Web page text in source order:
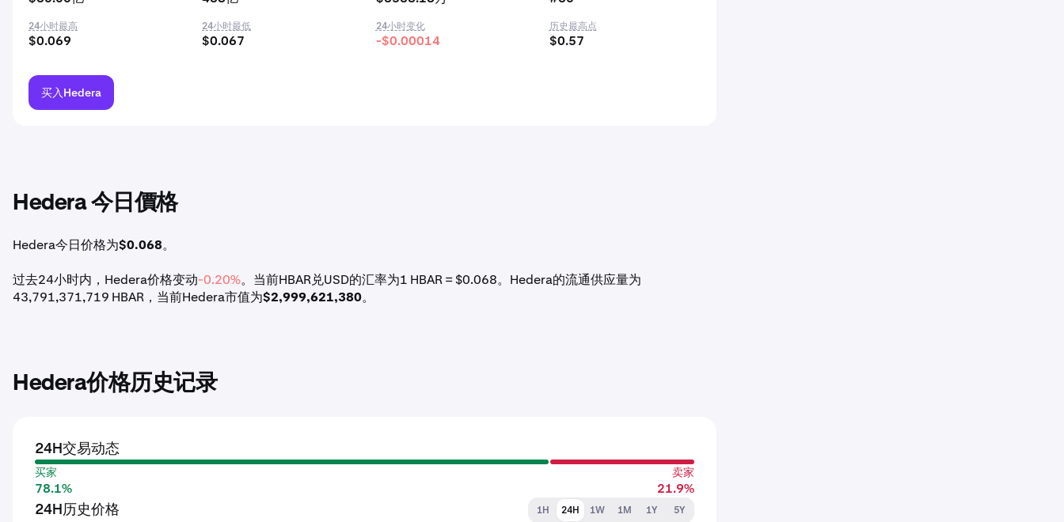
24小时最高
$0.069
24小时最低
$0.067
24小时变化
-$0.00014
历史最高点
$0.57
买入Hedera
Hedera 今日價格
Hedera今日价格为$0.068。
过去24小时内，Hedera价格变动-0.20%。当前HBAR兑USD的汇率为1 HBAR = $0.068。Hedera的流通供应量为
43,791,371,719 HBAR，当前Hedera市值为$2,999,621,380。
Hedera价格历史记录
24H交易动态
买家
78.1%
卖家
21.9%
24H历史价格 1H 24H 1W 1M 1Y
5Y